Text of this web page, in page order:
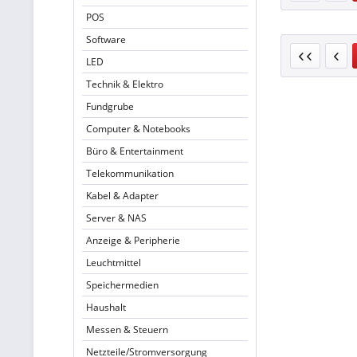
POS
Software
LED
Technik & Elektro
Fundgrube
Computer & Notebooks
Büro & Entertainment
Telekommunikation
Kabel & Adapter
Server & NAS
Anzeige & Peripherie
Leuchtmittel
Speichermedien
Haushalt
Messen & Steuern
Netzteile/Stromversorgung